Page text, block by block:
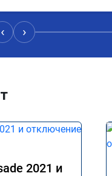
качественно сделал
большое и процветания
‹ ›
2021 и